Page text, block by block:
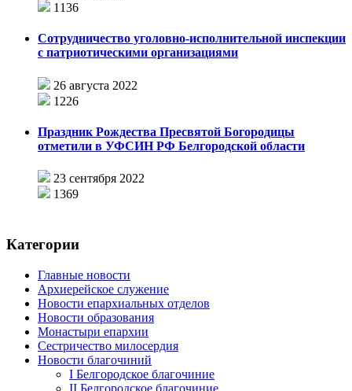
1136
Сотрудничество уголовно-исполнительной инспекции
c патриотическими организациями
26 августа 2022
1226
Праздник Рождества Пресвятой Богородицы
отметили в УФСИН РФ Белгородской области
23 сентября 2022
1369
Категории
Главные новости
Архиерейское служение
Новости епархиальных отделов
Новости образования
Монастыри епархии
Сестричество милосердия
Новости благочиний
I Белгородское благочиние
II Белгородское благочиние